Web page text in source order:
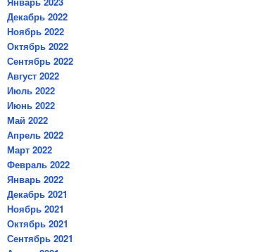
Декабрь 2022
Ноябрь 2022
Октябрь 2022
Сентябрь 2022
Август 2022
Июль 2022
Июнь 2022
Май 2022
Апрель 2022
Март 2022
Февраль 2022
Январь 2022
Декабрь 2021
Ноябрь 2021
Октябрь 2021
Сентябрь 2021